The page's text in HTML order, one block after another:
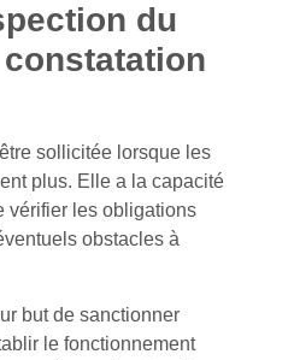
du
sollicitée lorsque les
plus. Elle a la capacité
vérifier les obligations
obstacles à
but de sanctionner
le fonctionnement